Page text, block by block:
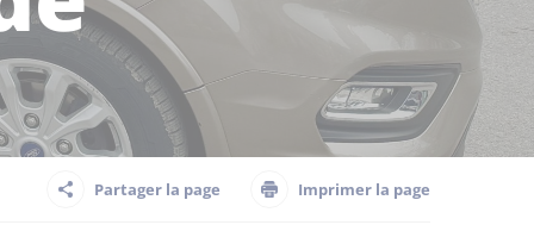
Partager la page Imprimer la page